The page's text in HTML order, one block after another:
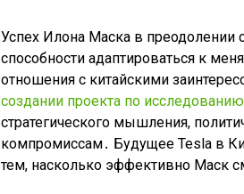
Успех Илона Маска в преодолении
способности адаптироваться к
отношения с китайскими
создании проекта по
стратегического мышления,
компромиссам․ Будущее Tesla в
тем, насколько эффективно Маск